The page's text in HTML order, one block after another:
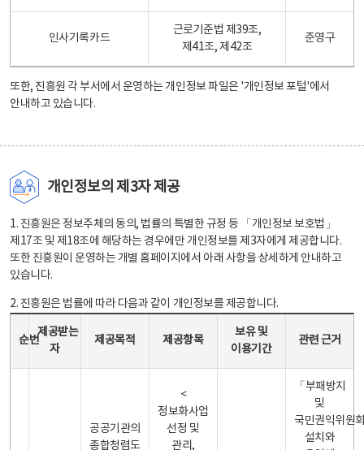
인사기록카드
근로기준법 제39조,
제41조, 제42조
준영구
또한, 진흥원 각 부서에서 운영하는 개인정보 파일은 '개인정보 포털'에서
안내하고 있습니다.
개인정보의 제3자 제공
1. 진흥원은 정보주체의 동의, 법률의 특별한 규정 등 「개인정보 보호법」
제17조 및 제18조에 해당하는 경우에만 개인정보를 제3자에게 제공합니다.
또한 진흥원이 운영하는 개별 홈페이지에서 아래 사항을 상세하게 안내하고
있습니다.
2. 진흥원은 법률에 따라 다음과 같이 개인정보를 제공합니다.
순번
제공받는
자
제공목적 제공항목
보유 및
이용기간
관련 근거
공공기관의
종합청렴도
<
정보화사업
선정 및
관리,
「부패방지
및
국민권익위원
설치와